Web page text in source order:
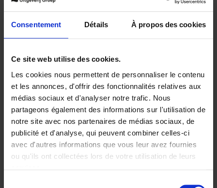
Consentement Détails À propos des cookies
Ce site web utilise des cookies.
Les cookies nous permettent de personnaliser le contenu
et les annonces, d'offrir des fonctionnalités relatives aux
médias sociaux et d'analyser notre trafic. Nous
partageons également des informations sur l'utilisation de
notre site avec nos partenaires de médias sociaux, de
publicité et d'analyse, qui peuvent combiner celles-ci
avec d'autres informations que vous leur avez fournies
ou qu'ils ont collectées lors de votre utilisation de leurs
Optichannel Retail. Beyond
the Digital Hysteria
Gino Van Ossel
Autre finition
2019 350
€29,99